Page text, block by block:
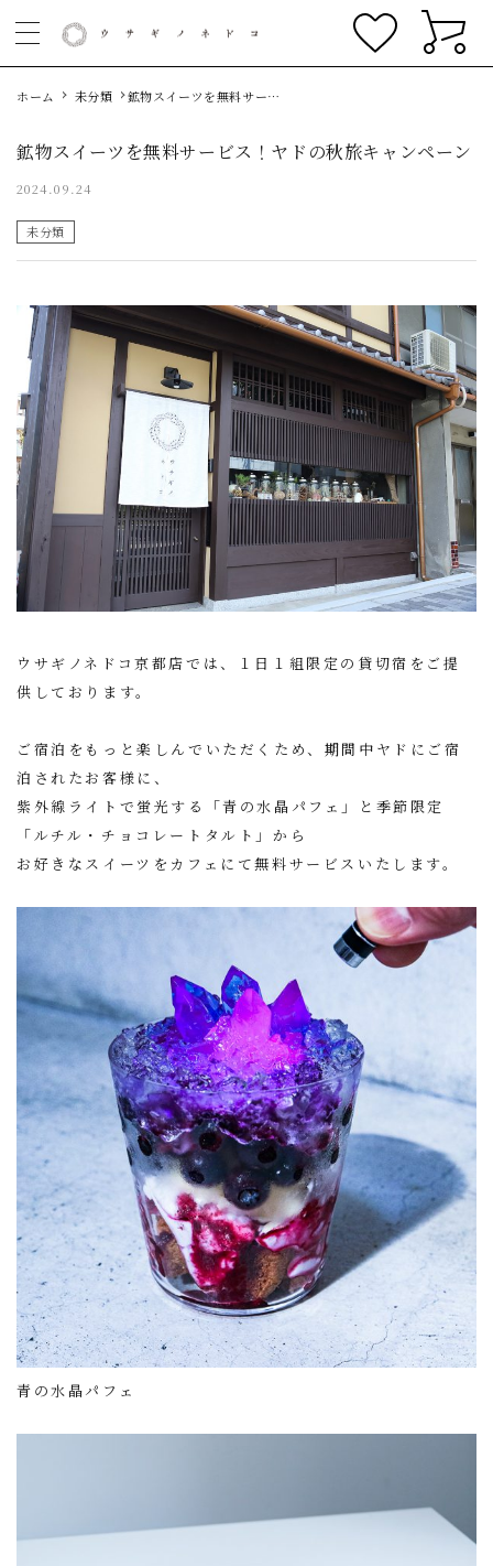
ホーム 未分類
鉱物スイーツを無料サービ
鉱物スイーツを無料サービス！ヤドの秋旅キャンペーン
2024.09.24
未分類
ウサギノネドコ京都店では、１日１組限定の貸切宿をご提
供しております。
ご宿泊をもっと楽しんでいただくため、期間中ヤドにご宿
泊されたお客様に、
紫外線ライトで蛍光する「青の水晶パフェ」と季節限定
「ルチル・チョコレートタルト」から
お好きなスイーツをカフェにて無料サービスいたします。
青の水晶パフェ